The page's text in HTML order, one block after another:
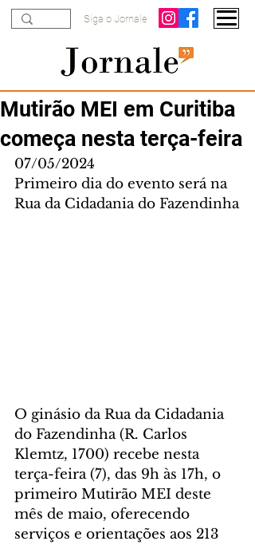
Siga o Jornale
Mutirão MEI em Curitiba
começa nesta terça-feira
07/05/2024
Primeiro dia do evento será na
Rua da Cidadania do Fazendinha
O ginásio da Rua da Cidadania
do Fazendinha (R. Carlos
Klemtz, 1700) recebe nesta
terça-feira (7), das 9h às 17h, o
primeiro Mutirão MEI deste
mês de maio, oferecendo
serviços e orientações aos 213